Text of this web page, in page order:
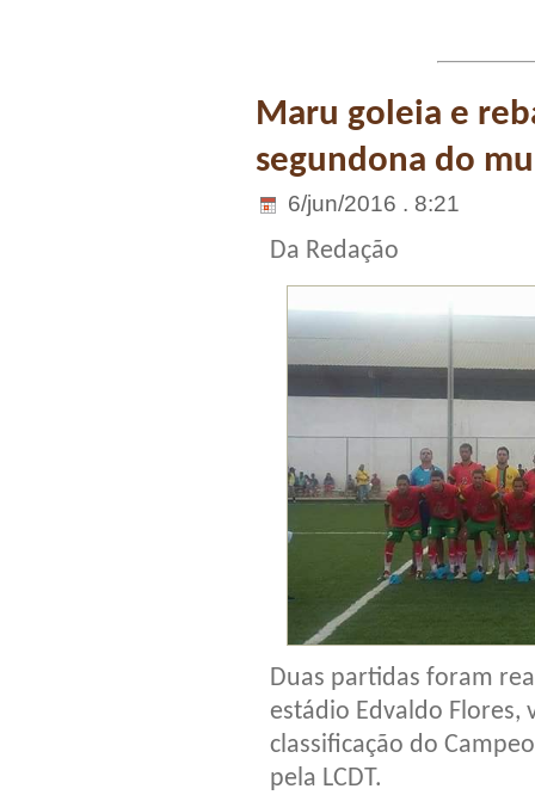
Maru goleia e
segundona do
6/jun/2016 . 8:21
Da Redação
Duas partidas foram
estádio Edvaldo Flores,
classificação do
pela LCDT.